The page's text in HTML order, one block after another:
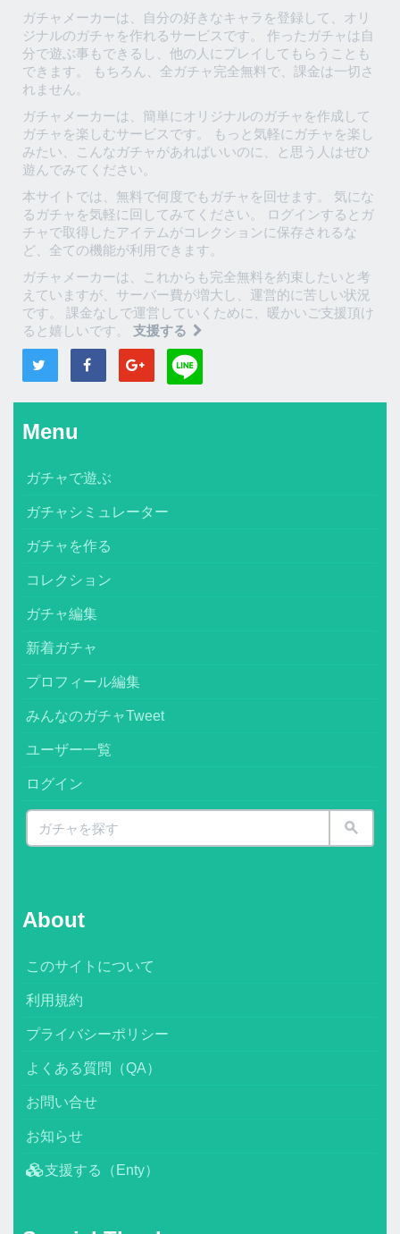
ガチャメーカーは、自分の好きなキャラを登録して、オリ
ジナルのガチャを作れるサービスです。 作ったガチャは自
分で遊ぶ事もできるし、他の人にプレイしてもらうことも
できます。 もちろん、全ガチャ完全無料で、課金は一切さ
れません。
ガチャメーカーは、簡単にオリジナルのガチャを作成して
ガチャを楽しむサービスです。 もっと気軽にガチャを楽し
みたい、こんなガチャがあればいいのに、と思う人はぜひ
遊んでみてください。
本サイトでは、無料で何度でもガチャを回せます。 気にな
るガチャを気軽に回してみてください。 ログインするとガ
チャで取得したアイテムがコレクションに保存されるな
ど、全ての機能が利用できます。
ガチャメーカーは、これからも完全無料を約束したいと考
えていますが、サーバー費が増大し、運営的に苦しい状況
です。 課金なしで運営していくために、暖かいご支援頂け
ると嬉しいです。 支援する
Menu
ガチャで遊ぶ
ガチャシミュレーター
ガチャを作る
コレクション
ガチャ編集
新着ガチャ
プロフィール編集
みんなのガチャTweet
ユーザー一覧
ログイン
About
このサイトについて
利用規約
プライバシーポリシー
よくある質問（QA）
お問い合せ
お知らせ
支援する（Enty）